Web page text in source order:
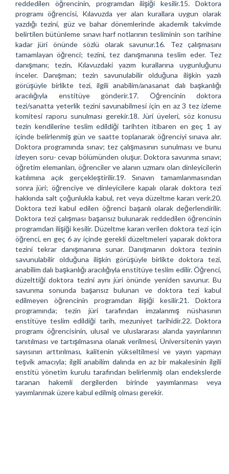
reddedilen öğrencinin, programdan ilişiği kesilir.15. Doktora
programı öğrencisi, Kılavuzda yer alan kurallara uygun olarak
yazdığı tezini, güz ve bahar dönemlerinde akademik takvimde
belirtilen bütünleme sınavı harf notlarının tesliminin son tarihine
kadar jüri önünde sözlü olarak savunur.16. Tez çalışmasını
tamamlayan öğrenci; tezini, tez danışmanına teslim eder. Tez
danışmanı; tezin, Kılavuzdaki yazım kurallarına uygunluğunu
inceler. Danışman; tezin savunulabilir olduğuna ilişkin yazılı
görüşüyle birlikte tezi, ilgili anabilim/anasanat dalı başkanlığı
aracılığıyla enstitüye gönderir.17. Öğrencinin doktora
tezi/sanatta yeterlik tezini savunabilmesi için en az 3 tez izleme
komitesi raporu sunulması gerekir.18. Jüri üyeleri, söz konusu
tezin kendilerine teslim edildiği tarihten itibaren en geç 1 ay
içinde belirlenmiş gün ve saatte toplanarak öğrenciyi sınava alır.
Doktora programında sınav; tez çalışmasının sunulması ve bunu
izleyen soru- cevap bölümünden oluşur. Doktora savunma sınavı;
öğretim elemanları, öğrenciler ve alanın uzmanı olan dinleyicilerin
katılımına açık gerçekleştirilir.19. Sınavın tamamlanmasından
sonra jüri; öğrenciye ve dinleyicilere kapalı olarak doktora tezi
hakkında salt çoğunlukla kabul, ret veya düzeltme kararı verir.20.
Doktora tezi kabul edilen öğrenci başarılı olarak değerlendirilir.
Doktora tezi çalışması başarısız bulunarak reddedilen öğrencinin
programdan ilişiği kesilir. Düzeltme kararı verilen doktora tezi için
öğrenci, en geç 6 ay içinde gerekli düzeltmeleri yaparak doktora
tezini tekrar danışmanına sunar. Danışmanın doktora tezinin
savunulabilir olduğuna ilişkin görüşüyle birlikte doktora tezi,
anabilim dalı başkanlığı aracılığıyla enstitüye teslim edilir. Öğrenci,
düzelttiği doktora tezini aynı jüri önünde yeniden savunur. Bu
savunma sonunda başarısız bulunan ve doktora tezi kabul
edilmeyen öğrencinin programdan ilişiği kesilir.21. Doktora
programında; tezin jüri tarafından imzalanmış nüshasının
enstitüye teslim edildiği tarih, mezuniyet tarihidir.22. Doktora
programı öğrencisinin, ulusal ve uluslararası alanda yayınlarının
tanıtılması ve tartışılmasına olanak verilmesi, Üniversitenin yayın
sayısının arttırılması, kalitenin yükseltilmesi ve yayın yapmayı
teşvik amacıyla; ilgili anabilim dalında en az bir makalesinin ilgili
enstitü yönetim kurulu tarafından belirlenmiş olan endekslerde
taranan hakemli dergilerden birinde yayımlanması veya
yayımlanmak üzere kabul edilmiş olması gerekir.